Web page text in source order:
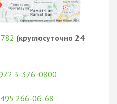
(круглосуточно 24
3-376-0800
266-06-68 ;